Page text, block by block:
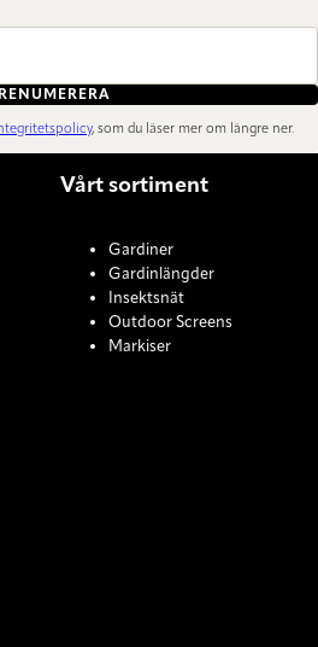
, som du läser mer om längre ner.
Vårt sortiment
Gardiner
Gardinlängder
Insektsnät
Outdoor Screens
Markiser